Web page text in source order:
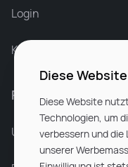
Login
Karriere bei Rocken
Für Unternehmen
Unsere
Diese
Diese Website
Technologien, um
verbessern und
unserer